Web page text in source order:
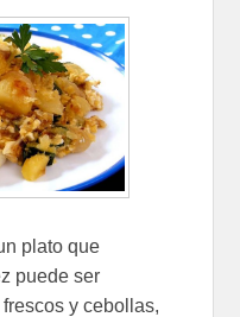
plato que
puede ser
y cebollas,